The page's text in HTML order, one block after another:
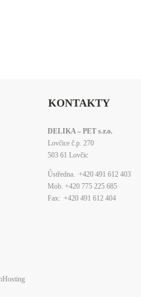
KONTAKTY
DELIKA – PET s.r.o.
Lovčice č.p. 270
503 61 Lovčic
Ůstředna. +420 491 612 403
Mob. +420 775 225 685
Fax: +420 491 612 404